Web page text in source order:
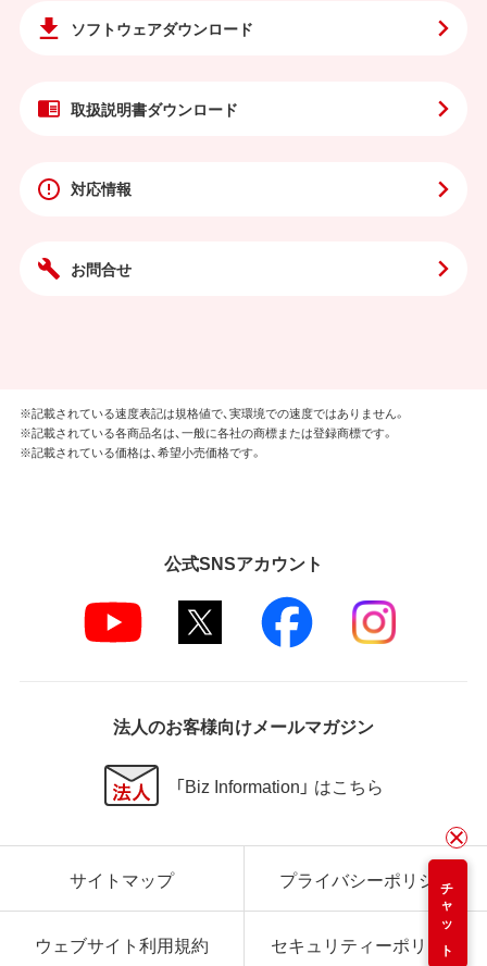
ソフトウェアダウンロード
取扱説明書ダウンロード
対応情報
お問合せ
チャット
※記載されている速度表記は規格値で、実環境での速度ではありません。
※記載されている各商品名は、一般に各社の商標または登録商標です。
※記載されている価格は、希望小売価格です。
公式SNSアカウント
法人のお客様向けメールマガジン
「Biz Information」 はこちら
サイトマップ プライバシーポリシー
ウェブサイト利用規約 セキュリティーポリシー